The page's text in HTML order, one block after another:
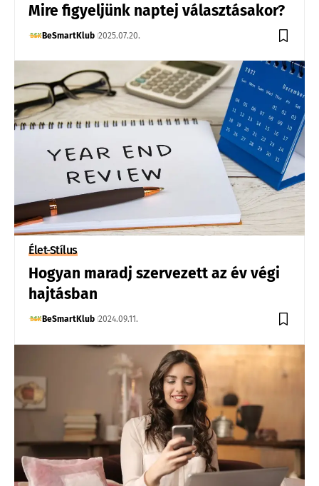
Mire figyeljünk naptej választásakor?
BeSmartKlub 2025.07.20.
Élet-Stílus
Hogyan maradj szervezett az év végi
hajtásban
BeSmartKlub 2024.09.11.